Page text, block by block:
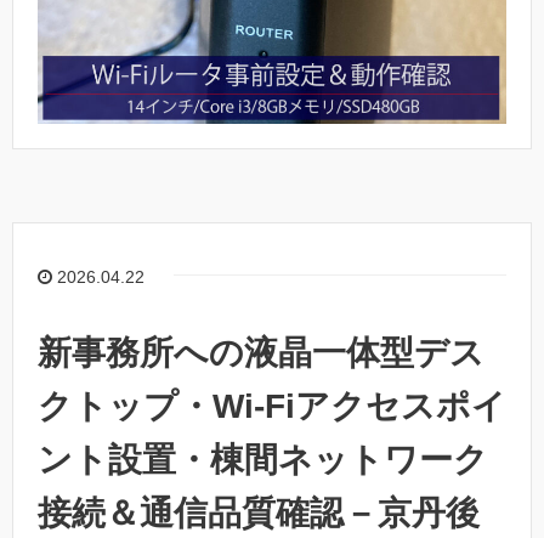
2026.04.22
新事務所への液晶一体型デス
クトップ・Wi-Fiアクセスポイ
ント設置・棟間ネットワーク
接続＆通信品質確認－京丹後